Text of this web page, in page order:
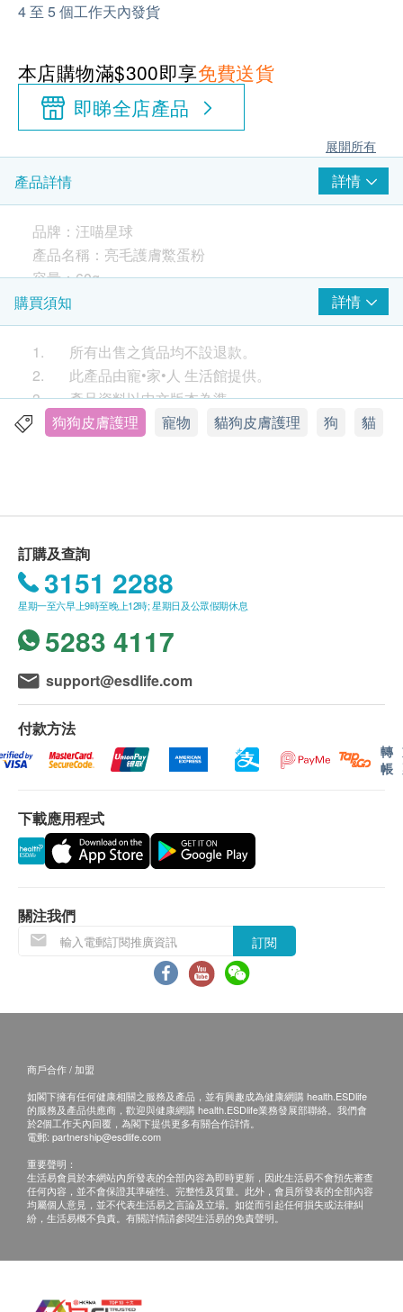
4 至 5 個工作天內發貨
本店購物滿$300即享免費送貨
即睇全店產品
展開所有
產品詳情 詳情
品牌：汪喵星球
產品名稱：亮毛護膚鱉蛋粉
容量：60g
適合寵物：成幼貓犬
原產地：台灣
【成分】
台灣無毒飼養鱉蛋、卵磷脂、魚油、膠原蛋白、初
乳、酵母維生素B群、維生素E
(一匙約500MG)
1-5KG｜0.5-1匙
5-10KG｜1-2匙
10-15KG｜2-3匙
15-20KG｜3-4匙
【注意事項】
本產品無法取代醫療行為，如有需要請諮詢獸醫師協
重量：60G
保存期限：製造日期起算18個月，如罐上所標示
1. 置於陰涼乾燥處，避免太陽照射處；假性結塊為正
常現象，壓碎後即可食用。
2. 若置於冰箱冷藏保存，建議每次從冰箱拿出放置室
溫的時間不宜過長（避免因溫差大而有返潮現象）
*成份及營養分析只作參考，請以包裝袋上的說明為
準。
購買須知 詳情
1. 所有出售之貨品均不設退款。
2. 此產品由寵•家•人 生活館提供。
3. 產品資料以中文版本為準。
4. 如有任何爭議，寵•家•人 生活館及健康網購
HK$30運費。
2. 我們將於確定訂單後5個工作天內安排發貨。
3. 不排除運送時間會因節日而有所影響。當八號
烈風訊號懸掛或黑色暴雨警告生效時，送貨服務時間
將會延遲。
4. 所有訂單須視乎相關貨品的供應情況再作最後
確認。倘若生活易未能提供任何訂單上的貨品，生活
易有權拒絕接受該訂單，並且會於送貨前透過電話或
電郵通知顧客再作安排。
貨品質量保證，於顧客收到產品當日起計，食用期應
最少有3個月或以上。
1. 當顧客收取已訂購之貨品時，有責任檢查貨品
是否有損毀情況，一經確認簽收，恕不接受退換。
2. 退換產品必須包裝完整，如退換之產品有任何
殘缺或過期退回，供應商有權不受理。
3. 如有其他損壞或遺漏查詢，顧客必須保留有效
查詢熱線: 6690 0776
狗狗皮膚護理 寵物 貓狗皮膚護理 狗 貓
訂購及查詢
3151 2288
星期一至六早上9時至晚上12時; 星期日及公眾假期休息
5283 4117
support@esdlife.com
付款方法
轉
帳
下載應用程式
關注我們
訂閱
商戶合作 / 加盟
如閣下擁有任何健康相關之服務及產品，並有興趣成為健康網購 health.ESDlife
的服務及產品供應商，歡迎與健康網購 health.ESDlife業務發展部聯絡。我們會
於2個工作天內回覆，為閣下提供更多有關合作詳情。
電郵: partnership@esdlife.com
重要聲明：
生活易會員於本網站內所發表的全部內容為即時更新，因此生活易不會預先審查
任何內容，並不會保證其準確性、完整性及質量。此外，會員所發表的全部內容
均屬個人意見，並不代表生活易之言論及立場。如從而引起任何損失或法律糾
紛，生活易概不負責。有關詳情請參閱生活易的免責聲明。